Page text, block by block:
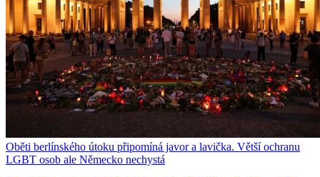
Oběti berlínského útoku připomíná javor a lavička. Větší ochranu
LGBT osob ale Německo nechystá